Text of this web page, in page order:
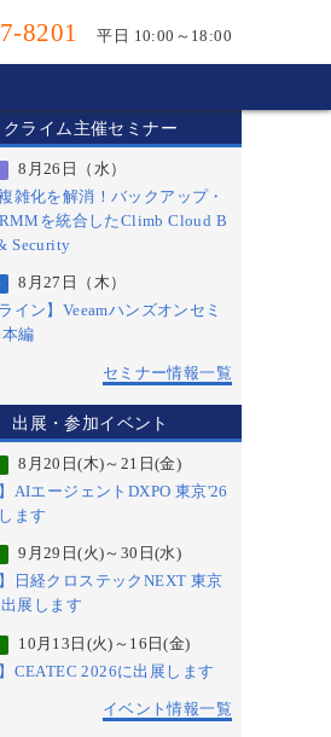
8201 平日 10:00～18:00
クライム主催セミナー
8月26日（水）
雑化を解消！バックアップ・
を統合したClimb Cloud B
Security
8月27日（木）
イン】Veeamハンズオンセミ
編
セミナー情報一覧
出展・参加イベント
8月20日(木)～21日(金)
】AIエージェントDXPO 東京'26
ます
9月29日(火)～30日(水)
】日経クロステックNEXT 東京
展します
10月13日(火)～16日(金)
】CEATEC 2026に出展します
イベント情報一覧